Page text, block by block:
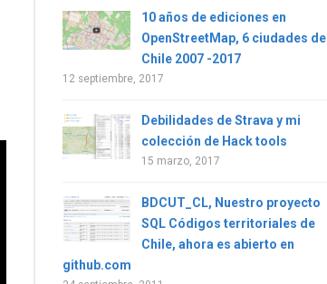
10 años de ediciones en
OpenStreetMap, 6 ciudades de
Chile 2007 -2017
12 septiembre, 2017
Debilidades de Strava y mi
colección de Hack tools
15 marzo, 2017
BDCUT_CL, Nuestro proyecto
SQL Códigos territoriales de
Chile, ahora es abierto en
github.com